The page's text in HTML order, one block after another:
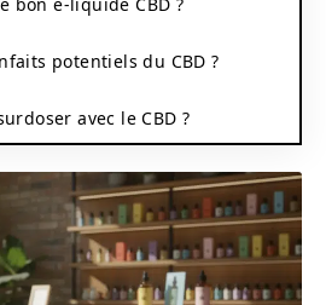
potentiels du CBD ?
avec le CBD ?